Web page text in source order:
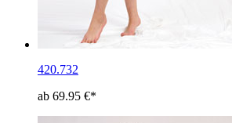
420.732
ab 69.95 €*